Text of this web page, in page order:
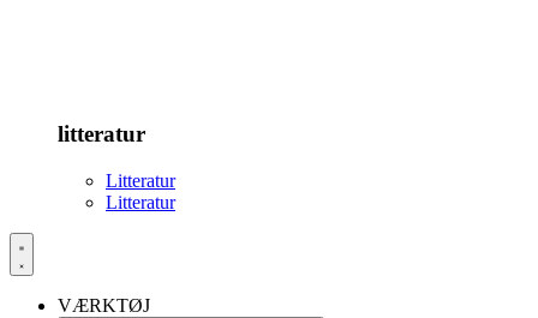
litteratur
Litteratur
Litteratur
VÆRKTØJ